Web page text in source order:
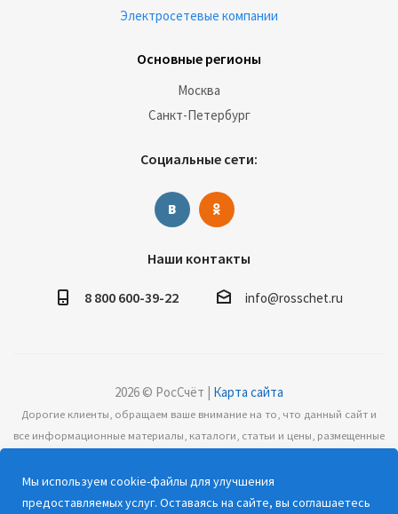
Электросетевые компании
Основные регионы
Москва
Санкт-Петербург
Социальные сети:
Наши контакты
8 800 600-39-22 info@rosschet.ru
2026 © РосСчёт | Карта сайта
Дорогие клиенты, обращаем ваше внимание на то, что данный сайт и
все информационные материалы, каталоги, статьи и цены, размещенные
являются публичной офертой, определяемой положениями Статьи 437
(2) Гражданского кодекса РФ.
Мы используем cookie-файлы для улучшения
предоставляемых услуг. Оставаясь на сайте, вы соглашаетесь